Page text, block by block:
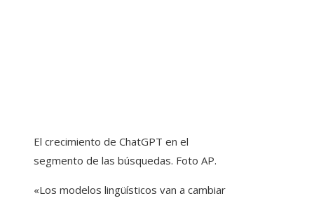
El crecimiento de ChatGPT en el
segmento de las búsquedas. Foto AP.
«Los modelos lingüísticos van a cambiar